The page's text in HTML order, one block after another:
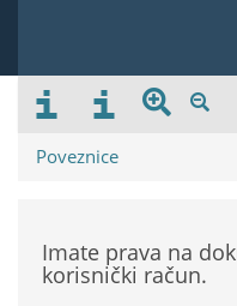
Poveznice
Imate prava na
korisnički račun.